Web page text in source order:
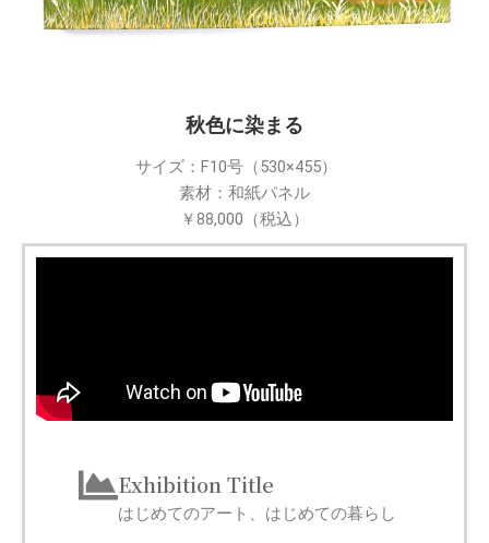
秋色に染まる
サイズ：F10号（530×455）
素材：和紙パネル
￥88,000（税込）
Exhibition Title
はじめてのアート、はじめての暮らし